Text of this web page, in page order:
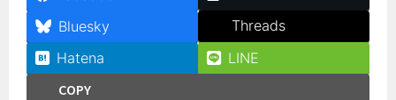
Bluesky
Threads
Hatena
LINE
COPY